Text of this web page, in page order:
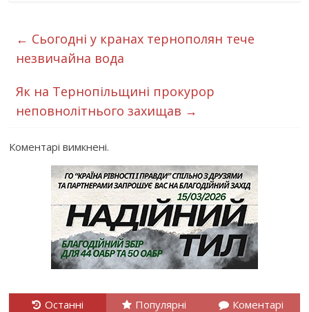
← Сьогодні у кранах тернополян тече
незвичайна вода
Як на Тернопільщині прокурор
неповнолітнього захищав →
Коментарі вимкнені.
Останні Популярні Коментарі